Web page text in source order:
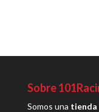
Sobre
Somos una tienda